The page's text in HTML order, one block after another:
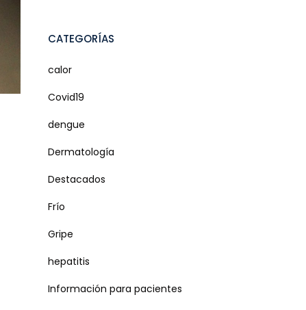
CATEGORÍAS
calor
Covid19
dengue
Dermatología
Destacados
Frío
Gripe
hepatitis
Información para pacientes